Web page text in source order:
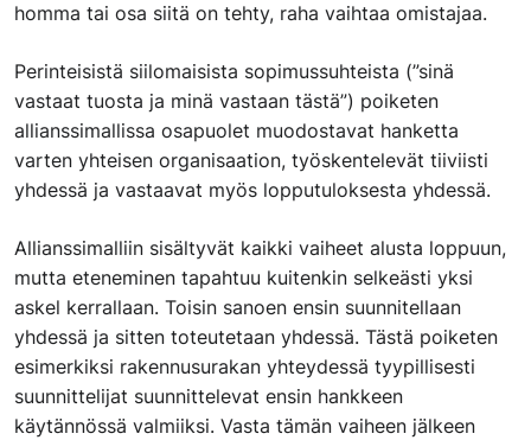
homma tai osa siitä on tehty, raha vaihtaa omistajaa.
Perinteisistä siilomaisista sopimussuhteista (”sinä
vastaat tuosta ja minä vastaan tästä”) poiketen
allianssimallissa osapuolet muodostavat hanketta
varten yhteisen organisaation, työskentelevät tiiviisti
yhdessä ja vastaavat myös lopputuloksesta yhdessä.
Allianssimalliin sisältyvät kaikki vaiheet alusta loppuun,
mutta eteneminen tapahtuu kuitenkin selkeästi yksi
askel kerrallaan. Toisin sanoen ensin suunnitellaan
yhdessä ja sitten toteutetaan yhdessä. Tästä poiketen
esimerkiksi rakennusurakan yhteydessä tyypillisesti
suunnittelijat suunnittelevat ensin hankkeen
käytännössä valmiiksi. Vasta tämän vaiheen jälkeen